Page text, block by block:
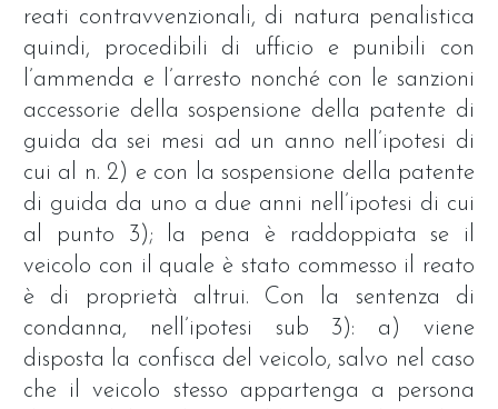
reati contravvenzionali, di natura penalistica
quindi, procedibili di ufficio e punibili con
l’ammenda e l’arresto nonché con le sanzioni
accessorie della sospensione della patente di
guida da sei mesi ad un anno nell’ipotesi di
cui al n. 2) e con la sospensione della patente
di guida da uno a due anni nell’ipotesi di cui
al punto 3); la pena è raddoppiata se il
veicolo con il quale è stato commesso il reato
è di proprietà altrui. Con la sentenza di
condanna, nell’ipotesi sub 3): a) viene
disposta la confisca del veicolo, salvo nel caso
che il veicolo stesso appartenga a persona